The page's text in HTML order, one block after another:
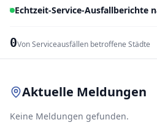
Echtzeit-Service-Ausfallberichte
0Von Serviceausfällen betroffene Städte
Aktuelle Meldungen
Keine Meldungen gefunden.